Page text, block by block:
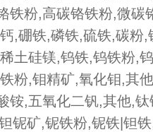
铁粉,高碳铬铁粉,微碳
,硼铁,磷铁,硫铁,碳粉,
土硅镁,钨铁,钨铁粉,
粉,钼精矿,氧化钼,其
铵,五氧化二钒,其他,
铌矿,铌铁粉,铌铁|钽